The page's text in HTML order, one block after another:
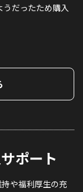
うだったため購入
ポート
や福利厚生の充